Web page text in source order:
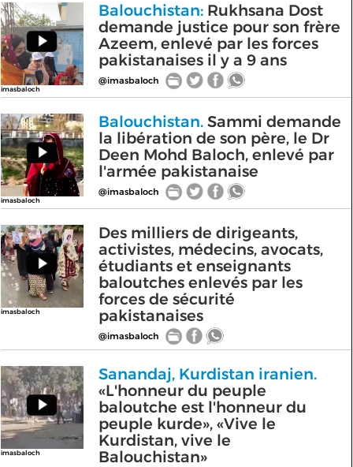
imasbaloch
Balouchistan:Rukhsana Dost
demande justice pour son frère
Azeem, enlevé par les forces
pakistanaises il y a 9 ans
@imasbaloch
imasbaloch
Balouchistan.Sammi demande
la libération de son père, le Dr
Deen Mohd Baloch, enlevé par
l'armée pakistanaise
@imasbaloch
imasbaloch
Des milliers de dirigeants,
activistes, médecins, avocats,
étudiants et enseignants
baloutches enlevés par les
forces de sécurité
pakistanaises
@imasbaloch
imasbaloch
Sanandaj, Kurdistan iranien.
«L'honneur du peuple
baloutche est l'honneur du
peuple kurde», «Vive le
Kurdistan, vive le
Balouchistan»